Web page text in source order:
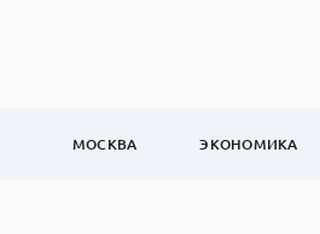
МОСКВА ЭКОНОМИКА